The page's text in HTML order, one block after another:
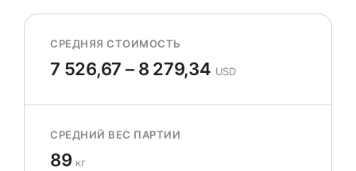
СРЕДНЯЯ СТОИМОСТЬ
7 526,67 – 8 279,34 USD
СРЕДНИЙ ВЕС ПАРТИИ
89 кг